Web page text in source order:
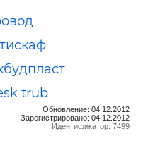
trub
Обновление: 04.12.2012
Зарегистрировано: 04.12.2012
Идентификатор: 7499